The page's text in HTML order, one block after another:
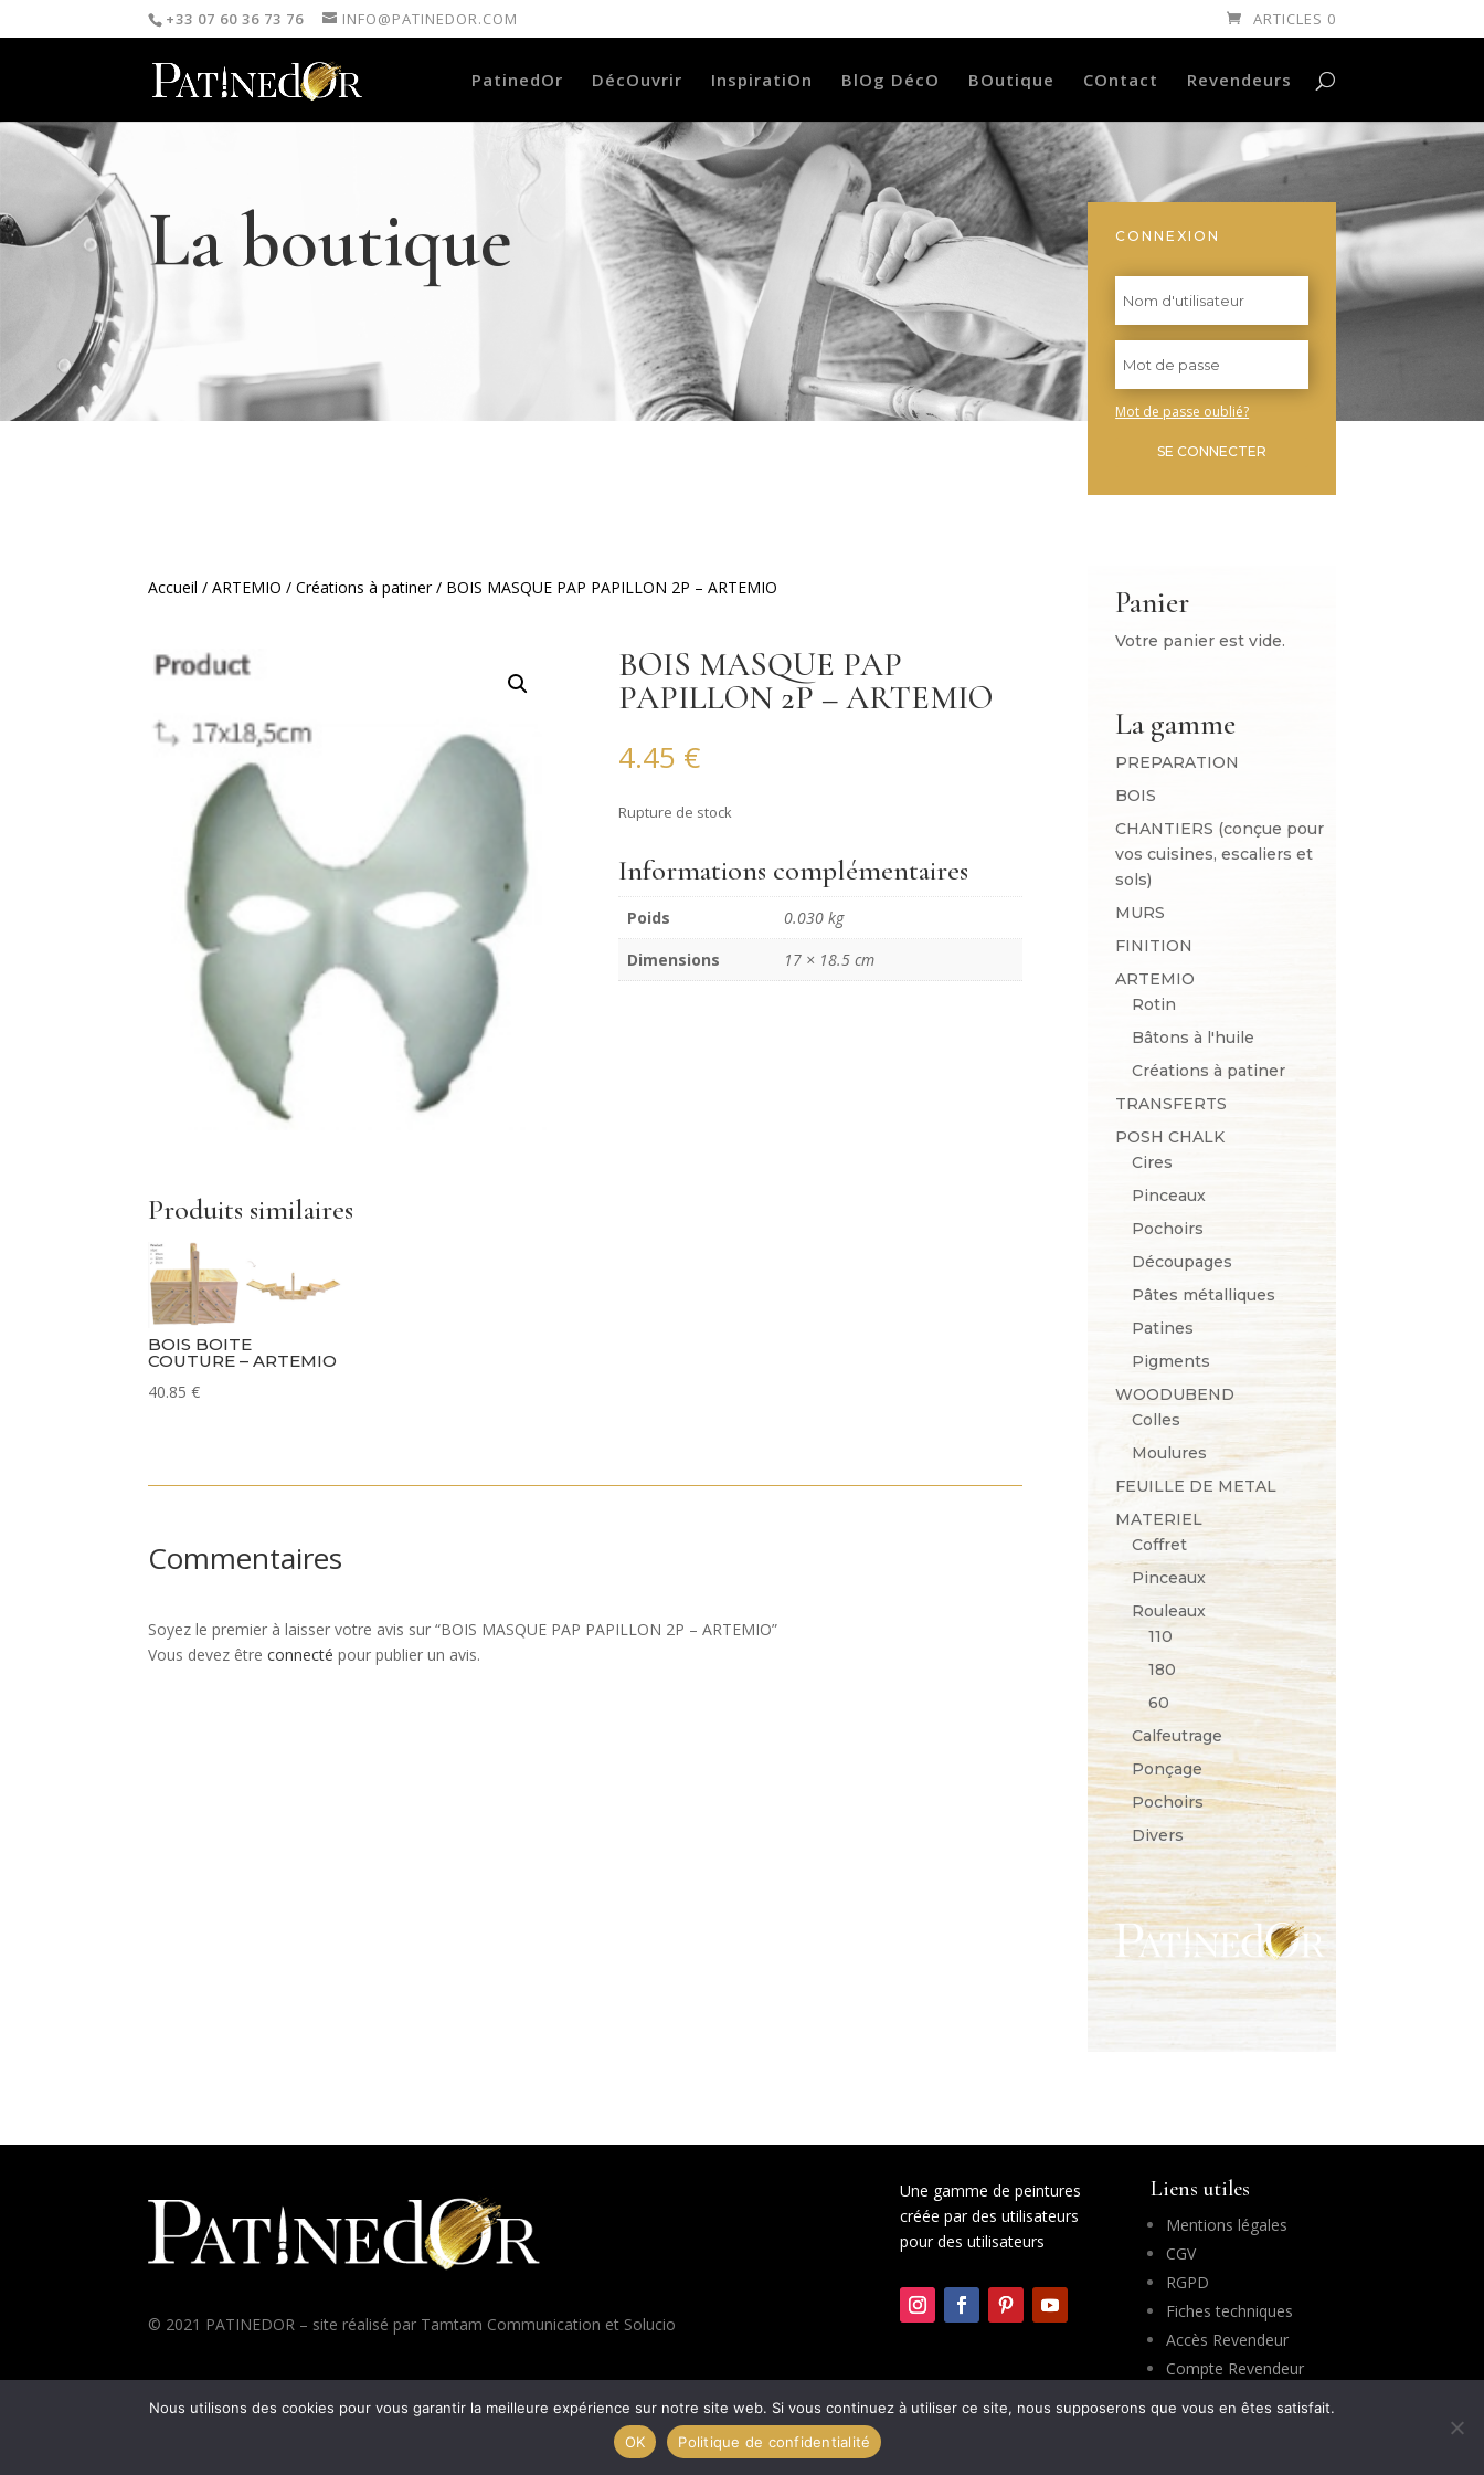
+33 07 60 36 73 76 INFO@PATINEDOR.COM ARTICLES 0
PatinedOr DécOuvrir InspiratiOn BlOg DécO BOutique COntact Revendeurs
La boutique CONNEXION
Mot de passe oublié?
SE CONNECTER
Accueil /ARTEMIO /Créations à patiner/ BOIS MASQUE PAP PAPILLON 2P – ARTEMIO
BOIS MASQUE PAP
PAPILLON 2P – ARTEMIO
4.45 €
Rupture de stock
Informations complémentaires
Poids
0.030 kg
Dimensions
17 × 18.5 cm
Produits similaires
BOIS BOITE
COUTURE – ARTEMIO
40.85€
Commentaires
Soyez le premier à laisser votre avis sur “BOIS MASQUE PAP PAPILLON 2P – ARTEMIO”
Vous devez êtreconnecté pour publier un avis.
Panier
Votre panier est vide.
La gamme
PREPARATION
BOIS
CHANTIERS (conçue pour
vos cuisines, escaliers et
sols)
MURS
FINITION
ARTEMIO
Rotin
Bâtons à l'huile
Créations à patiner
TRANSFERTS
POSH CHALK
Cires
Pinceaux
Pochoirs
Découpages
Pâtes métalliques
Patines
Pigments
WOODUBEND
Colles
Moulures
FEUILLE DE METAL
MATERIEL
Coffret
Pinceaux
Rouleaux
110
180
60
Calfeutrage
Ponçage
Pochoirs
Divers
© 2021 PATINEDOR – site réalisé par Tamtam Communication et Solucio
Une gamme de peintures
créée par des utilisateurs
pour des utilisateurs
Liens utiles
Mentions légales
CGV
RGPD
Fiches techniques
Accès Revendeur
Compte Revendeur
Nous utilisons des cookies pour vous garantir la meilleure expérience sur notre site web. Si vous continuez à utiliser ce site, nous supposerons que vous en êtes satisfait.
OK
Politique de confidentialité